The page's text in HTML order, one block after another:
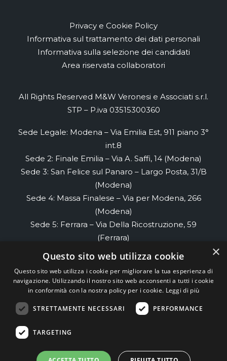
Privacy e Cookie Policy
Informativa sul trattamento dei dati personali
Informativa sulla selezione dei candidati
Area riservata collaboratori
All Rights Reserved M&W Veronesi e Associati s.r.l.
STP – P.iva 03515300360
Sede Legale: Modena – Via Emilia Est, 911 piano 3°
int.8
Sede 2: Finale Emilia – Via A. Saffi, 14 (Modena)
Sede 3: San Felice sul Panaro – Largo Posta, 31/B
(Modena)
Sede 4: Massa Finalese – Via per Modena, 266
(Modena)
Sede 5: Ferrara – Via Della Ricostruzione, 59
(Ferrara)
Sede 6: Renazzo- Via di Renazzo, 58 piano 2
Sede 7: Cento- Via Cesare Cremonino, 32
(Ferrara)
×
Questo sito web utilizza cookie
Questo sito web utilizza i cookie per migliorare la tua esperienza di
navigazione. Utilizzando il nostro sito web acconsenti a tutti i cookie
in conformità con la nostra policy per i cookie. Leggi di più
STRETTAMENTE NECESSARI PERFORMANCE
TARGETING